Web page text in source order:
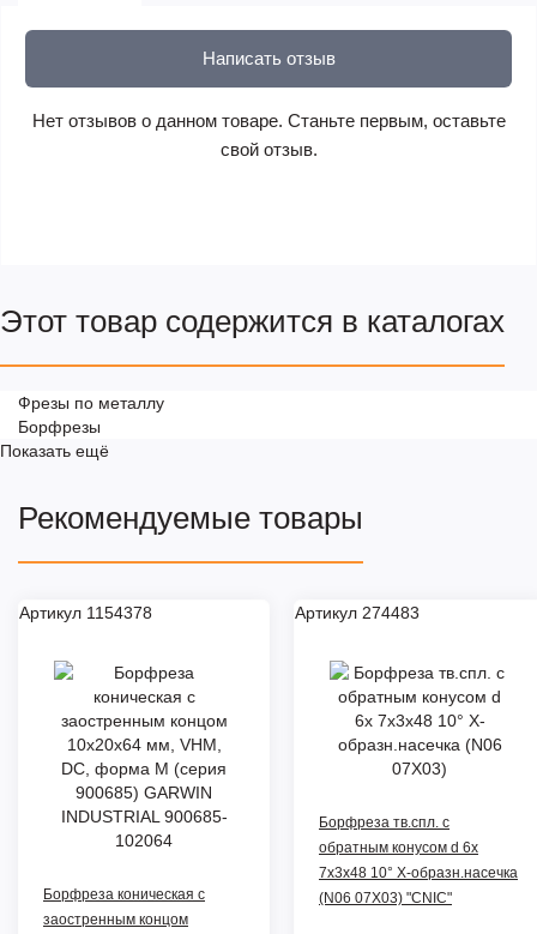
Написать отзыв
Нет отзывов о данном товаре. Станьте первым, оставьте
свой отзыв.
Этот товар содержится в каталогах
Фрезы по металлу
Борфрезы
Показать ещё
Рекомендуемые товары
Артикул 1154378
Борфреза коническая с
заостренным концом
Артикул 274483
Борфреза тв.спл. с
обратным конусом d 6х
7х3х48 10° Х-образн.насечка
(N06 07Х03) "CNIC"